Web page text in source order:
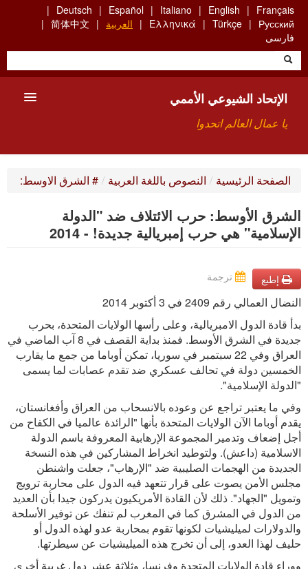
Skip
main
content
Français
English
Italiano
Español
Deutsch
Русский
Türkçe
Ελληνικά العربية
简体中文
فارسی
الإتحاد الشيوعي الأممي
يا عمال العالم اتحدوا
بحث
الصفحة الرئيسية / النصوص باللغة العربية / # الشرق الاوسط:
الشرق الأوسط: حرب الائتلاف ضد "الدولة
الإسلامية" هي حرب إمبريالية جديدة! - 2014
إطبع ترجمة
النضال العمالي رقم 2409 في 3 أكتوبر 2014
بدأ قادة الدول الامبريالية، وعلى رأسها الولايات المتحدة، بحرب
جديدة في الشرق الأوسط. فمنذ بداية القصف في 8 آب الماضي في
العراق وفي 22 سبتمبر في سوريا، تمكن أوباما من جمع ما يقارب
الخمسين دولة في تحالف عسكري ضد تقدم عصابات لما يسمى
"الدولة الإسلامية".
وفي ما يعتبر تراجع عن وعوده بالانسحاب من العراق وأفغانستان،
يقدم أوباما الآن الولايات المتحدة بأنها "الرائدة عالميا في الكفاح من
أجل إضعاف وتدمير المجموعة الإرهابية المعروفة باسم الدولة
الاسلامية (داعش). ولتوطيد انخراط المشاركين في هذه النسخة
الجديدة من الهجمات الصليبية ضد "الإرهاب"، جعلت واشنطن
مجلس الأمن يصوت على قرار تتعهد فيه الدول على محاربة ترويج
وتمويل "الجهاد". ذلك لأن القادة الأمريكيون يدركون جيدا بأن العديد
من الدول في المشرق كما في المغرب لم تنفك عن توفير الأسلحة
والدولارات لميليشيات لكونها تقوم بمحاربة عدو لهذه الدول أو
حليف لهذا العدو، إلى أن تخرج هذه الميليشيات عن سيطرتها.
ووراء قادة الولايات المتحدة وفرنسا، وثلاثة عشر دول غربية أخرى